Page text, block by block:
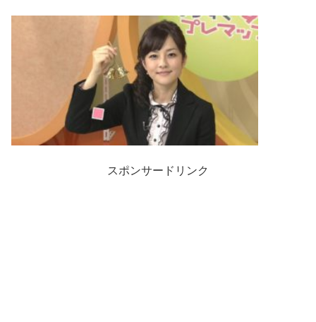
スポンサードリンク